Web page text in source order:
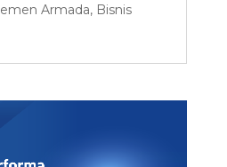
Armada, Bisnis